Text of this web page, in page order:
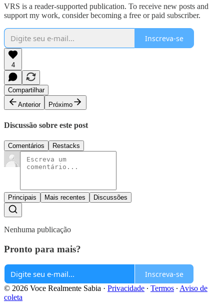
VRS is a reader-supported publication. To receive new posts and
support my work, consider becoming a free or paid subscriber.
Inscreva-se
4
Compartilhar
Anterior
Próximo
Discussão sobre este post
Comentários Restacks
Principais Mais recentes Discussões
Nenhuma publicação
Pronto para mais?
Inscreva-se
© 2026 Voce Realmente Sabia · Privacidade ∙ Termos ∙ Aviso de
coleta